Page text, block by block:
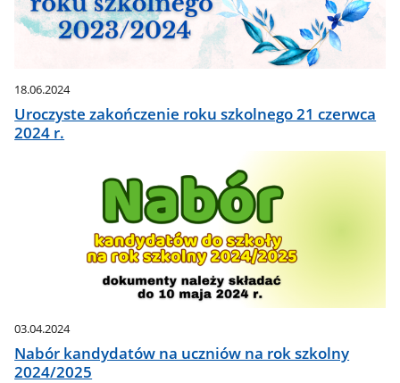
18.06.2024
Uroczyste zakończenie roku szkolnego 21 czerwca
2024 r.
03.04.2024
Nabór kandydatów na uczniów na rok szkolny
2024/2025